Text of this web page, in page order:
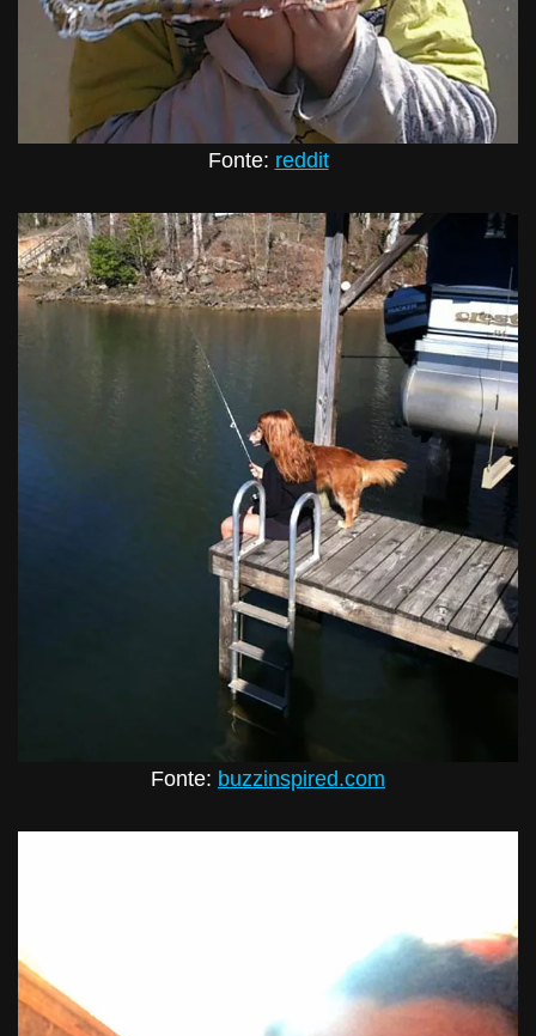
Fonte: reddit
Fonte: buzzinspired.com